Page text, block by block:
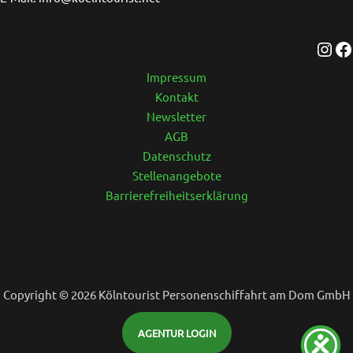
Impressum
Kontakt
Newsletter
AGB
Datenschutz
Stellenangebote
Barrierefreiheitserklärung
Copyright © 2026 Kölntourist Personenschiffahrt am Dom GmbH
AGENTUR LOGIN